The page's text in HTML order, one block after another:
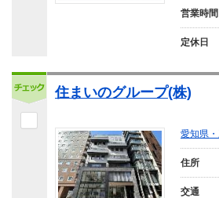
営業時間
定休日
住まいのグループ(株)
愛知県
住所
交通